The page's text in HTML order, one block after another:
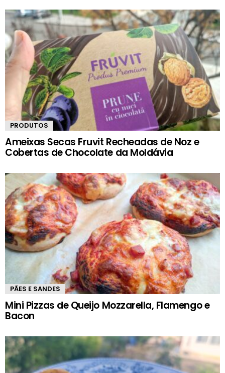
PRODUTOS
Ameixas Secas Fruvit Recheadas de Noz e
Cobertas de Chocolate da Moldávia
PÃES E SANDES
Mini Pizzas de Queijo Mozzarella, Flamengo e
Bacon